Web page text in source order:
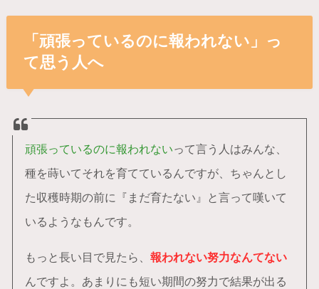
「頑張っているのに報われない」っ
て思う人へ
頑張っているのに報われないって言う人はみんな、
種を蒔いてそれを育てているんですが、ちゃんとし
た収穫時期の前に『まだ育たない』と言って嘆いて
いるようなもんです。
もっと長い目で見たら、 報われない努力なんてない
んですよ。あまりにも短い期間の努力で結果が出る